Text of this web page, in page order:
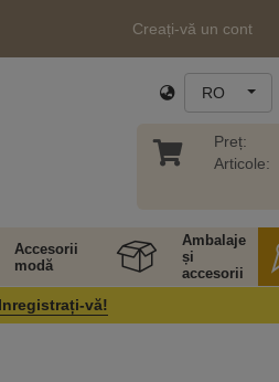
Creați-vă un cont
RO
Preț:
Articole:
Accesorii
modă
Ambalaje
și
accesorii
Inregistrați-vă!